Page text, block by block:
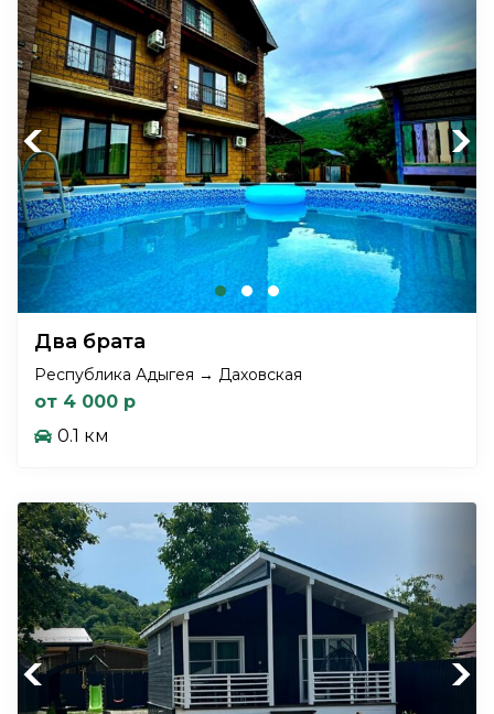
Previous Next
Два брата
Республика Адыгея → Даховская
от 4 000 р
0.1 км
Previous Next